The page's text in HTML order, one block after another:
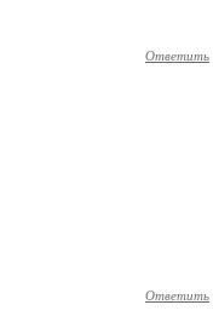
Ответить
Ответить